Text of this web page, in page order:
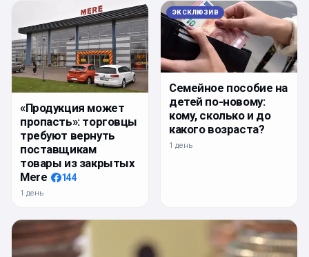
«Продукция может
пропасть»: торговцы
требуют вернуть
поставщикам
товары из закрытых
Mere
144
1 день
ЭКСКЛЮЗИВ
Семейное пособие на
детей по-новому:
кому, сколько и до
какого возраста?
1 день